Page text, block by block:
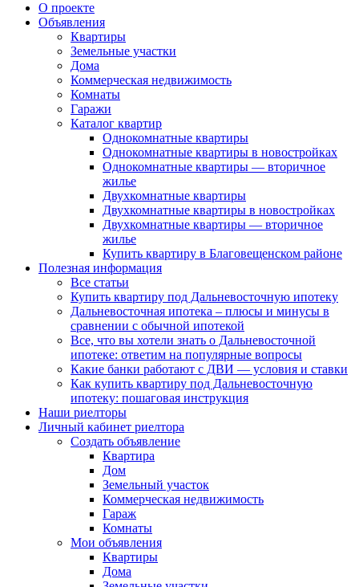
О проекте
Объявления
Квартиры
Земельные участки
Дома
Коммерческая недвижимость
Комнаты
Гаражи
Каталог квартир
Однокомнатные квартиры
Однокомнатные квартиры в новостройках
Однокомнатные квартиры — вторичное
жилье
Двухкомнатные квартиры
Двухкомнатные квартиры в новостройках
Двухкомнатные квартиры — вторичное
жилье
Купить квартиру в Благовещенском районе
Полезная информация
Все статьи
Купить квартиру под Дальневосточную ипотеку
Дальневосточная ипотека – плюсы и минусы в
сравнении с обычной ипотекой
Все, что вы хотели знать о Дальневосточной
ипотеке: ответим на популярные вопросы
Какие банки работают с ДВИ — условия и ставки
Как купить квартиру под Дальневосточную
ипотеку: пошаговая инструкция
Наши риелторы
Личный кабинет риелтора
Cоздать объявление
Квартира
Дом
Земельный участок
Коммерческая недвижимость
Гараж
Комнаты
Мои объявления
Квартиры
Дома